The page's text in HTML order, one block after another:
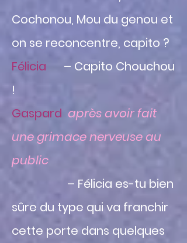
Cochonou, Mou du genou et
on se reconcentre, capito ?
Félicia – Capito Chouchou
!
Gaspard après avoir fait
une grimace nerveuse au
public
– Félicia es-tu bien
sûre du type qui va franchir
cette porte dans quelques